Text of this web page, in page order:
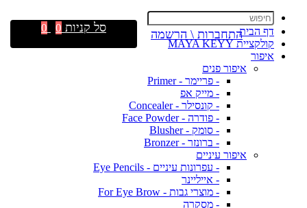
דף הבית
קולקציית MAYA KEYY
איפור
איפור פנים
- פריימר - Primer
- מייק אפ
- קונסילר - Concealer
- פודרה - Face Powder
- סומק - Blusher
- ברונזר - Bronzer
איפור עיניים
- עפרונות עיניים - Eye Pencils
- אייליינר
- מוצרי גבות - For Eye Brow
- מסקרה
התחברות \ הרשמה סל קניות 0
0